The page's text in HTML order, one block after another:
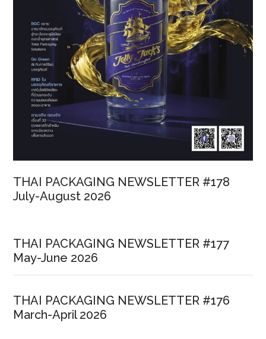
THAI PACKAGING NEWSLETTER #178
July-August 2026
THAI PACKAGING NEWSLETTER #177
May-June 2026
THAI PACKAGING NEWSLETTER #176
March-April 2026